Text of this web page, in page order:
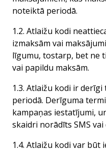
noteiktā periodā.
1.2. Atlaižu kodi
izmaksām vai
līgumu, tostarp, bet ne
vai papildu maksām.
1.3. Atlaižu kodi ir
periodā. Derīguma
kampaņas iestatījumi,
skaidri norādīts SMS
1.4. Atlaižu kodi var